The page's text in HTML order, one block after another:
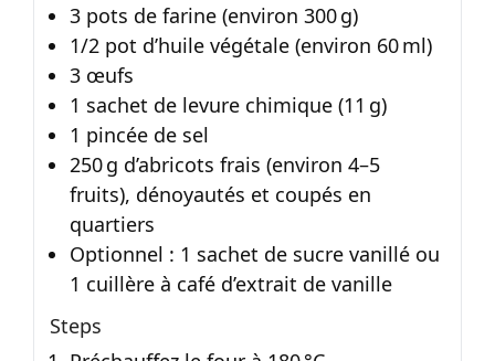
3 pots de farine (environ 300 g)
1/2 pot d’huile végétale (environ 60 ml)
3 œufs
1 sachet de levure chimique (11 g)
1 pincée de sel
250 g d’abricots frais (environ 4–5
fruits), dénoyautés et coupés en
quartiers
Optionnel : 1 sachet de sucre vanillé ou
1 cuillère à café d’extrait de vanille
Steps